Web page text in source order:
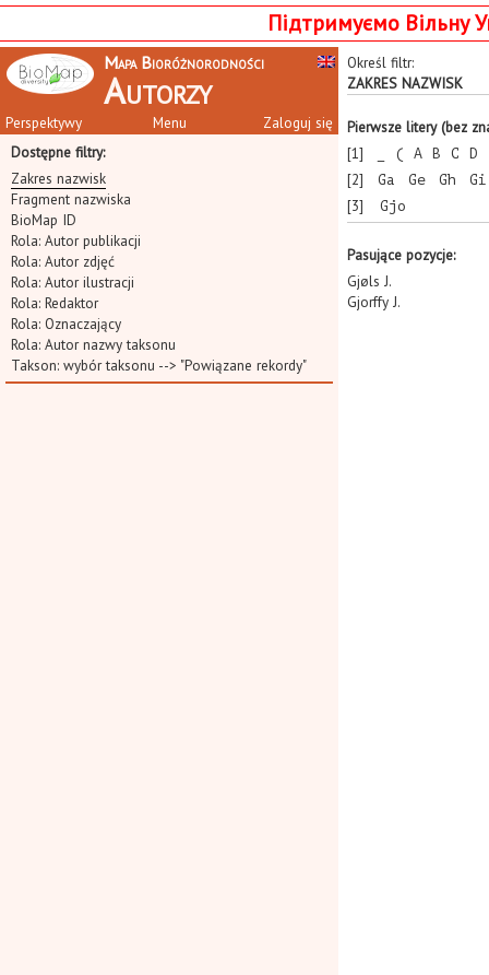
Підтримуємо Вільну
Mapa Bioróżnorodności
Autorzy
Perspektywy Zaloguj się
Menu
Dostępne filtry:
Zakres nazwisk
Fragment nazwiska
BioMap ID
Rola: Autor publikacji
Rola: Autor zdjęć
Rola: Autor ilustracji
Rola: Redaktor
Rola: Oznaczający
Rola: Autor nazwy taksonu
Takson: wybór taksonu --> "Powiązane rekordy"
Określ filtr:
ZAKRES NAZWISK
Pierwsze litery (bez
[1]
( A B C D
[2] Ga Ge Gh Gi
[3] Gjo
Pasujące pozycje:
Gjøls J.
Gjorffy J.